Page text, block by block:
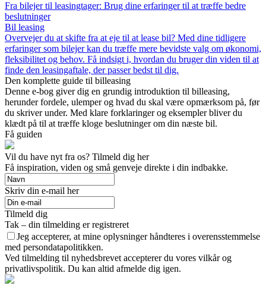
Fra bilejer til leasingtager: Brug dine erfaringer til at træffe bedre
beslutninger
Bil leasing
Overvejer du at skifte fra at eje til at lease bil? Med dine tidligere
erfaringer som bilejer kan du træffe mere bevidste valg om økonomi,
fleksibilitet og behov. Få indsigt i, hvordan du bruger din viden til at
finde den leasingaftale, der passer bedst til dig.
Den komplette guide til billeasing
Denne e-bog giver dig en grundig introduktion til billeasing,
herunder fordele, ulemper og hvad du skal være opmærksom på, før
du skriver under. Med klare forklaringer og eksempler bliver du
klædt på til at træffe kloge beslutninger om din næste bil.
Få guiden
Vil du have nyt fra os? Tilmeld dig her
Få inspiration, viden og små genveje direkte i din indbakke.
Skriv din e-mail her
Tilmeld dig
Tak – din tilmelding er registreret
Jeg accepterer, at mine oplysninger håndteres i overensstemmelse
med persondatapolitikken.
Ved tilmelding til nyhedsbrevet accepterer du vores vilkår og
privatlivspolitik. Du kan altid afmelde dig igen.